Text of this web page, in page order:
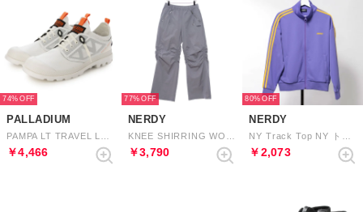
74%
PALLADIUM
￥4,466
77%
NERDY
￥3,790
80%
NERDY
￥2,073